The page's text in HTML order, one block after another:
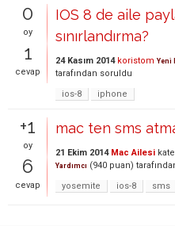
0
oy
1
cevap
IOS 8 de aile
sınırlandırma?
24 Kasım 2014 koristom Yeni
tarafından soruldu
ios-8
iphone
+1
oy
6
cevap
mac ten sms
21 Ekim 2014 Mac Ailesi
Yardımcı (940 puan)
yosemite
ios-8 sms